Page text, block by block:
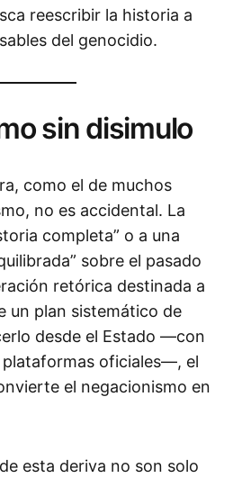
reescribir la historia a
del genocidio.
sin disimulo
como el de muchos
no es accidental. La
completa” o a una
sobre el pasado
retórica destinada a
un plan sistemático de
desde el Estado —con
oficiales—, el
el negacionismo en
esta deriva no son solo